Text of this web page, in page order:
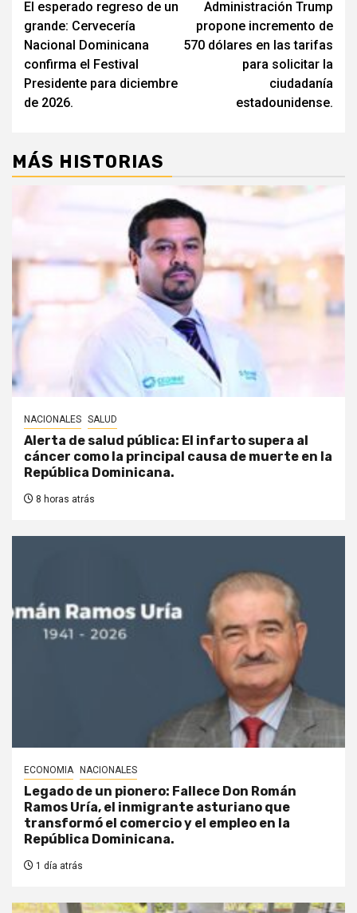
de
entradas
El esperado regreso de un
grande: Cervecería
Nacional Dominicana
confirma el Festival
Presidente para diciembre
de 2026.
Administración Trump
propone incremento de
570 dólares en las tarifas
para solicitar la
ciudadanía
estadounidense.
MÁS HISTORIAS
NACIONALES SALUD
Alerta de salud pública: El infarto supera al
cáncer como la principal causa de muerte en la
República Dominicana.
8 horas atrás
ECONOMIA NACIONALES
Legado de un pionero: Fallece Don Román
Ramos Uría, el inmigrante asturiano que
transformó el comercio y el empleo en la
República Dominicana.
1 día atrás